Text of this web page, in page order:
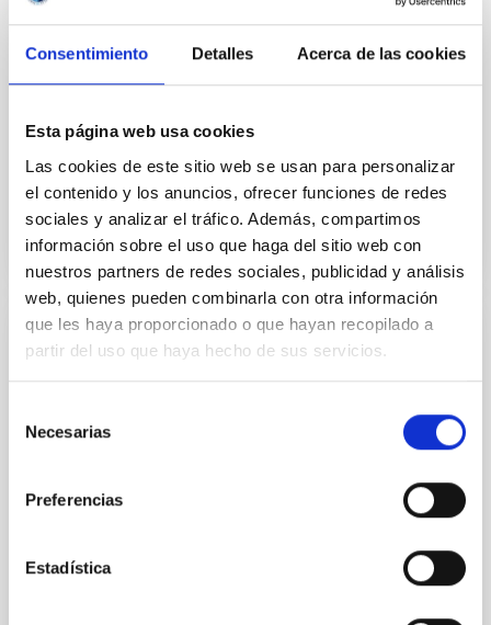
Consentimiento Detalles Acerca de las cookies
Esta página web usa cookies
Las cookies de este sitio web se usan para personalizar
el contenido y los anuncios, ofrecer funciones de redes
sociales y analizar el tráfico. Además, compartimos
información sobre el uso que haga del sitio web con
nuestros partners de redes sociales, publicidad y análisis
web, quienes pueden combinarla con otra información
que les haya proporcionado o que hayan recopilado a
partir del uso que haya hecho de sus servicios.
Necesarias
Preferencias
Estadística
first images of the James Webb Space
Telescope
On Friday July 15th at 19.00 h, in the hall of the
Tenerife, there will be a presentation of the first set
NEWS
The James Webb observes the first
galaxies in the universe and discovers and
“impostor”
Webb Space Telescope (JWST) in which the Instituto